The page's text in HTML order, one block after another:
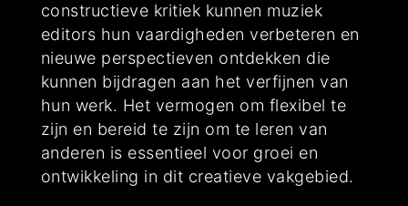
constructieve kritiek kunnen muziek
editors hun vaardigheden verbeteren en
nieuwe perspectieven ontdekken die
kunnen bijdragen aan het verfijnen van
hun werk. Het vermogen om flexibel te
zijn en bereid te zijn om te leren van
anderen is essentieel voor groei en
ontwikkeling in dit creatieve vakgebied.